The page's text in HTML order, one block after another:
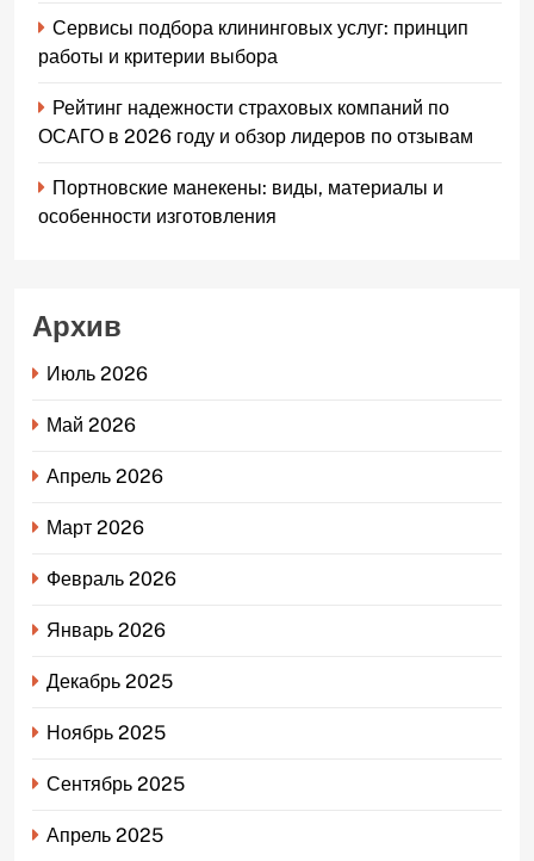
Сервисы подбора клининговых услуг: принцип
работы и критерии выбора
Рейтинг надежности страховых компаний по
ОСАГО в 2026 году и обзор лидеров по отзывам
Портновские манекены: виды, материалы и
особенности изготовления
Архив
Июль 2026
Май 2026
Апрель 2026
Март 2026
Февраль 2026
Январь 2026
Декабрь 2025
Ноябрь 2025
Сентябрь 2025
Апрель 2025